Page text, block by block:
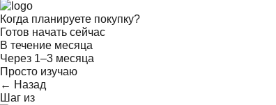
Когда планируете покупку?
Готов начать сейчас
В течение месяца
Через 1–3 месяца
Просто изучаю
← Назад
Шаг из